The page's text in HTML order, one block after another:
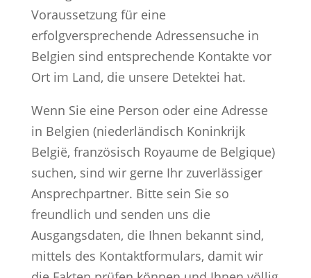
Voraussetzung für eine
erfolgversprechende Adressensuche in
Belgien sind entsprechende Kontakte vor
Ort im Land, die unsere Detektei hat.
Wenn Sie eine Person oder eine Adresse
in Belgien (niederländisch Koninkrijk
België, französisch Royaume de Belgique)
suchen, sind wir gerne Ihr zuverlässiger
Ansprechpartner. Bitte sein Sie so
freundlich und senden uns die
Ausgangsdaten, die Ihnen bekannt sind,
mittels des Kontaktformulars, damit wir